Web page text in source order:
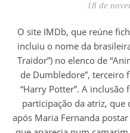
18 de
O site IMDb, que reúne fichas técnicas de filmes e séries,
incluiu o nome da
Traidor”) no elenco de
de Dumbledore”, terceiro
“Harry Potter”. A
participação da atriz, que
após Maria Fernanda